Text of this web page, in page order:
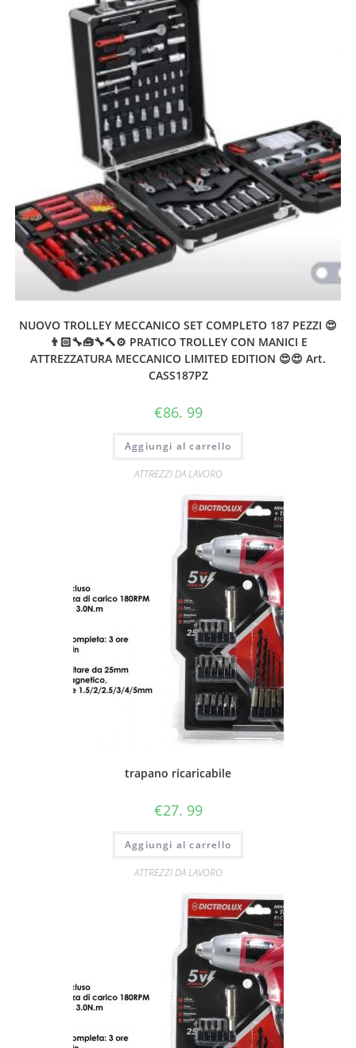
NUOVO TROLLEY MECCANICO SET COMPLETO 187 PEZZI 😍
👨🏻‍🔧🧰🔧🔨⚙ PRATICO TROLLEY CON MANICI E
ATTREZZATURA MECCANICO LIMITED EDITION 😍😍 Art.
CASS187PZ
€86. 99
Aggiungi al carrello
ATTREZZI DA LAVORO
trapano ricaricabile
€27. 99
Aggiungi al carrello
ATTREZZI DA LAVORO